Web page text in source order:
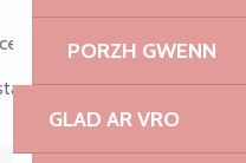
PORZH GWENN
GLAD AR VRO